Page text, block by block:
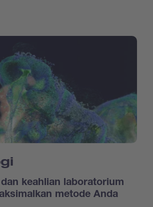
dan keahlian laboratorium
metode Anda